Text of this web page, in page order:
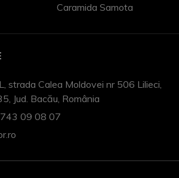
Caramida Samota
strada Calea Moldovei nr 506 Lilieci,
Jud. Bacău, România
09 08 07